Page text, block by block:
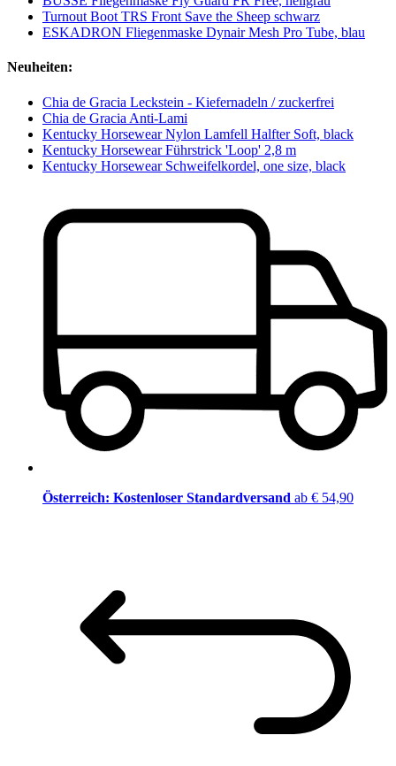
Turnout Boot TRS Front Save the Sheep schwarz
ESKADRON Fliegenmaske Dynair Mesh Pro Tube, blau
Neuheiten:
Chia de Gracia Leckstein - Kiefernadeln / zuckerfrei
Chia de Gracia Anti-Lami
Kentucky Horsewear Nylon Lamfell Halfter Soft, black
Kentucky Horsewear Führstrick 'Loop' 2,8 m
Kentucky Horsewear Schweifelkordel, one size, black
Österreich: Kostenloser Standardversand ab € 54,90